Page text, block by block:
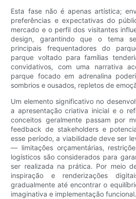
Esta fase não é apenas artística;
preferências e expectativas do
mercado e o perfil dos visitantes
design, garantindo que o tema
principais frequentadores do
parque voltado para famílias
convidativos, com uma narrativa
parque focado em adrenalina
sombrios e ousados, repletos de
Um elemento significativo no
a apresentação criativa inicial e o
conceitos geralmente passam por
feedback de stakeholders e
esse período, a viabilidade deve ser
— limitações orçamentárias,
logísticos são considerados para
ser realizada na prática. Por meio
inspiração e renderizações
gradualmente até encontrar o
imaginativa e implementação funcional.